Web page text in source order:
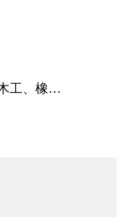
工、橡…